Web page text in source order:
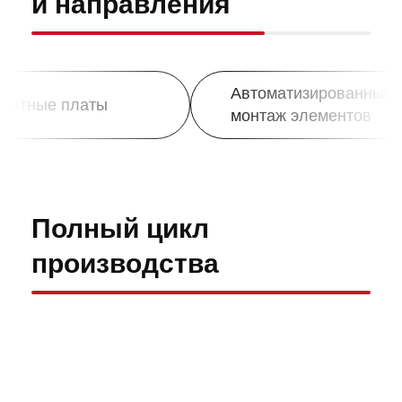
платы
Автоматизированный
монтаж элементов
Полный цикл
производства